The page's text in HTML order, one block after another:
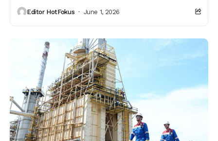
Editor HotFokus June 1, 2026